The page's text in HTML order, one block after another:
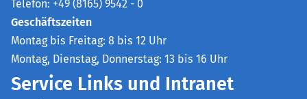
Telefon: +49 (8165) 9542 - 0
Geschäftszeiten
Montag bis Freitag: 8 bis 12 Uhr
Montag, Dienstag, Donnerstag: 13 bis 16 Uhr
Service Links und Intranet